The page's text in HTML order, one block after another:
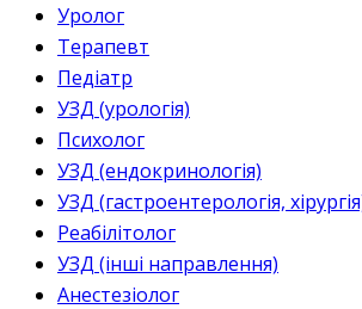
Уролог
Терапевт
Педіатр
УЗД (урологія)
Психолог
УЗД (ендокринологія)
УЗД (гастроентерологія,
Реабілітолог
УЗД (інші направлення)
Анестезіолог